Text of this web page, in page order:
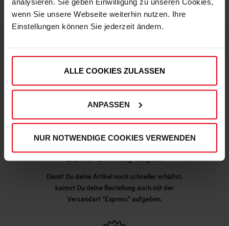
wenn Sie unsere Webseite weiterhin nutzen. Ihre
Einstellungen können Sie jederzeit ändern.
ALLE COOKIES ZULASSEN
ANPASSEN
NUR NOTWENDIGE COOKIES VERWENDEN
Express Lieferung möglich
Damit Du deine Artikel noch schneller erhältst,
kannst Du deine Bestellung auch mit der
Versandart "Express" aufgeben.